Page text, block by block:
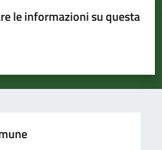
le informazioni su questa
stelle su 5
su 5
5